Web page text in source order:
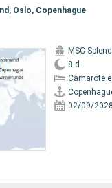
Oslo, Copenhague
MSC
8 d
Camarote
02/09/2028